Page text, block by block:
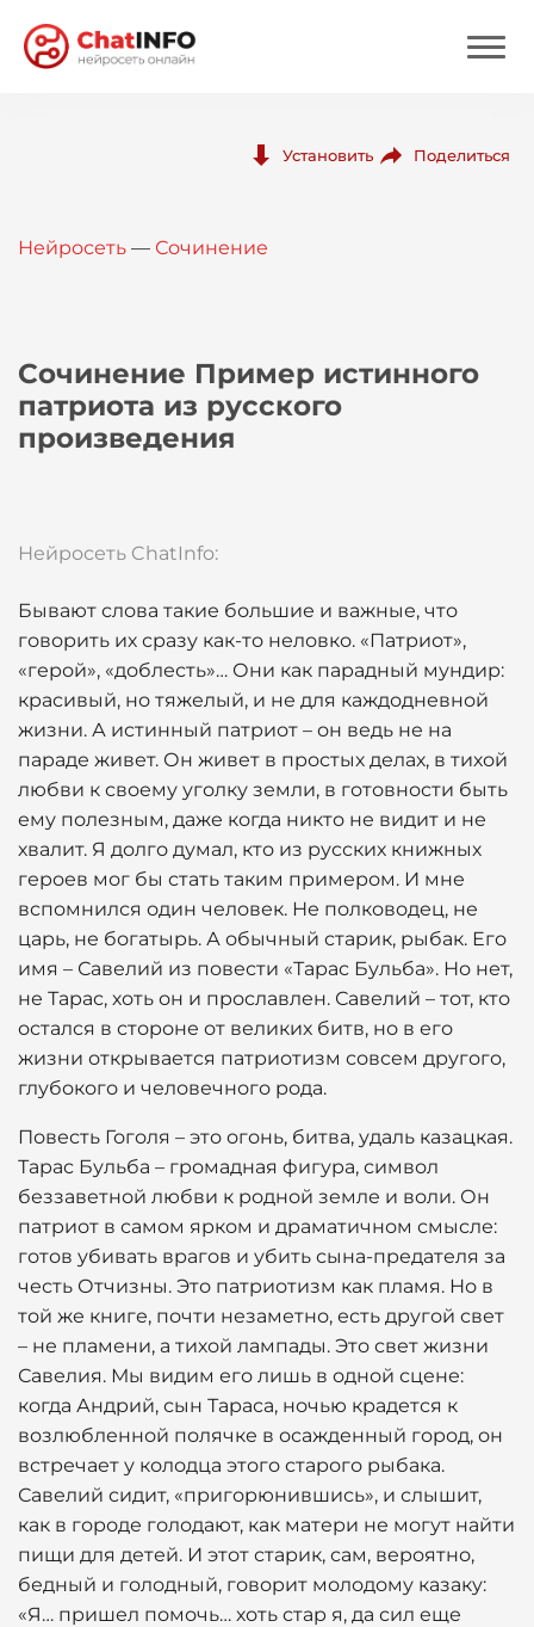
Вход
Установить Поделиться
Нейросеть — Сочинение
Сочинение Пример истинного
патриота из русского
произведения
Нейросеть ChatInfo:
Бывают слова такие большие и важные, что
говорить их сразу как-то неловко. «Патриот»,
«герой», «доблесть»… Они как парадный мундир:
красивый, но тяжелый, и не для каждодневной
жизни. А истинный патриот – он ведь не на
параде живет. Он живет в простых делах, в тихой
любви к своему уголку земли, в готовности быть
ему полезным, даже когда никто не видит и не
хвалит. Я долго думал, кто из русских книжных
героев мог бы стать таким примером. И мне
вспомнился один человек. Не полководец, не
царь, не богатырь. А обычный старик, рыбак. Его
имя – Савелий из повести «Тарас Бульба». Но нет,
не Тарас, хоть он и прославлен. Савелий – тот, кто
остался в стороне от великих битв, но в его
жизни открывается патриотизм совсем другого,
глубокого и человечного рода.
Повесть Гоголя – это огонь, битва, удаль казацкая.
Тарас Бульба – громадная фигура, символ
беззаветной любви к родной земле и воли. Он
патриот в самом ярком и драматичном смысле:
готов убивать врагов и убить сына-предателя за
честь Отчизны. Это патриотизм как пламя. Но в
той же книге, почти незаметно, есть другой свет
– не пламени, а тихой лампады. Это свет жизни
Савелия. Мы видим его лишь в одной сцене:
когда Андрий, сын Тараса, ночью крадется к
возлюбленной полячке в осажденный город, он
встречает у колодца этого старого рыбака.
Савелий сидит, «пригорюнившись», и слышит,
как в городе голодают, как матери не могут найти
пищи для детей. И этот старик, сам, вероятно,
бедный и голодный, говорит молодому казаку:
«Я… пришел помочь… хоть стар я, да сил еще